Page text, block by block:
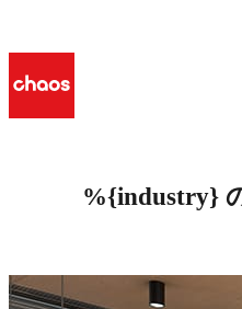
%{industry}